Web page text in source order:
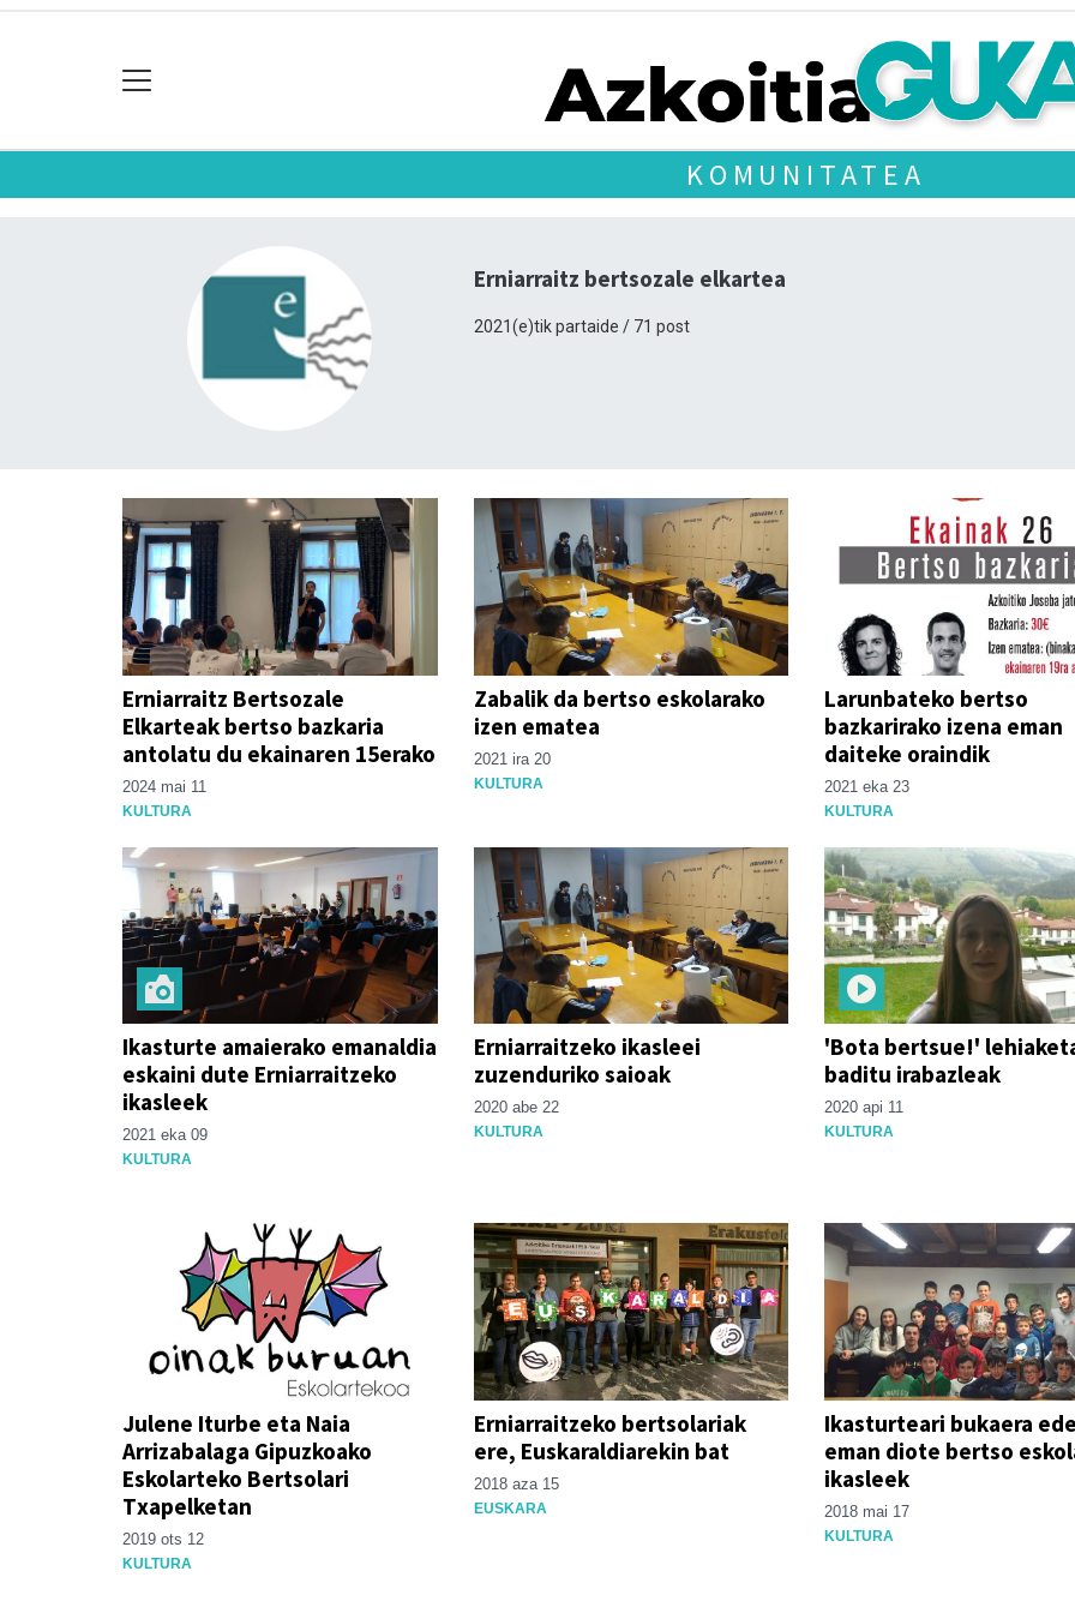
KOMUNITATEA
Erniarraitz bertsozale elkartea
2021(e)tik partaide / 71 post
Erniarraitz Bertsozale
Elkarteak bertso bazkaria
antolatu du ekainaren 15erako
2024 mai 11
KULTURA
Zabalik da bertso eskolarako
izen ematea
2021 ira 20
KULTURA
Larunbateko bertso
bazkarirako izena eman
daiteke oraindik
2021 eka 23
KULTURA
Ikasturte amaierako emanaldia
eskaini dute Erniarraitzeko
ikasleek
2021 eka 09
KULTURA
Erniarraitzeko ikasleei
zuzenduriko saioak
2020 abe 22
KULTURA
'Bota bertsue!'
baditu irabazleak
2020 api 11
KULTURA
Julene Iturbe eta Naia
Arrizabalaga Gipuzkoako
Eskolarteko Bertsolari
Txapelketan
2019 ots 12
KULTURA
Erniarraitzeko bertsolariak
ere, Euskaraldiarekin bat
2018 aza 15
EUSKARA
Ikasturteari bukaera
eman diote bertso
ikasleek
2018 mai 17
KULTURA